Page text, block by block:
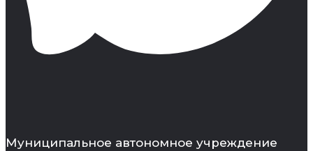
Муниципальное автономное учреждение